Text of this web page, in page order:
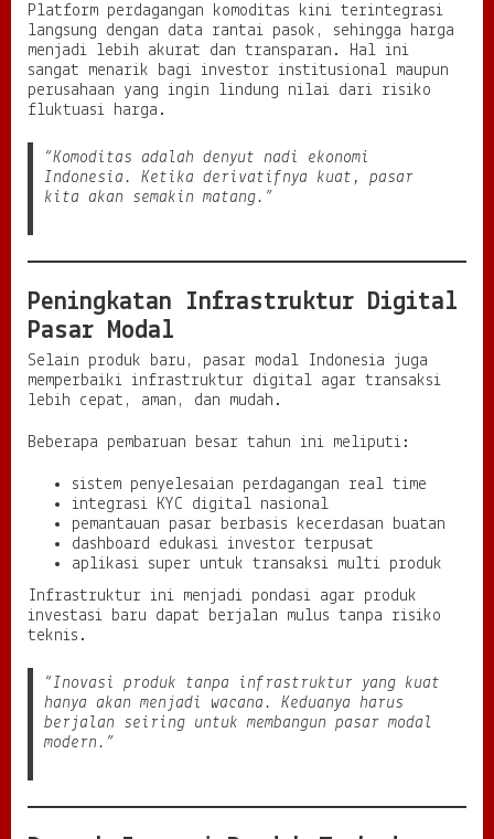
Platform perdagangan komoditas kini terintegrasi
langsung dengan data rantai pasok, sehingga harga
menjadi lebih akurat dan transparan. Hal ini
sangat menarik bagi investor institusional maupun
perusahaan yang ingin lindung nilai dari risiko
fluktuasi harga.
“Komoditas adalah denyut nadi ekonomi
Indonesia. Ketika derivatifnya kuat, pasar
kita akan semakin matang.”
Peningkatan Infrastruktur Digital
Pasar Modal
Selain produk baru, pasar modal Indonesia juga
memperbaiki infrastruktur digital agar transaksi
lebih cepat, aman, dan mudah.
Beberapa pembaruan besar tahun ini meliputi:
sistem penyelesaian perdagangan real time
integrasi KYC digital nasional
pemantauan pasar berbasis kecerdasan buatan
dashboard edukasi investor terpusat
aplikasi super untuk transaksi multi produk
Infrastruktur ini menjadi pondasi agar produk
investasi baru dapat berjalan mulus tanpa risiko
teknis.
“Inovasi produk tanpa infrastruktur yang kuat
hanya akan menjadi wacana. Keduanya harus
berjalan seiring untuk membangun pasar modal
modern.”